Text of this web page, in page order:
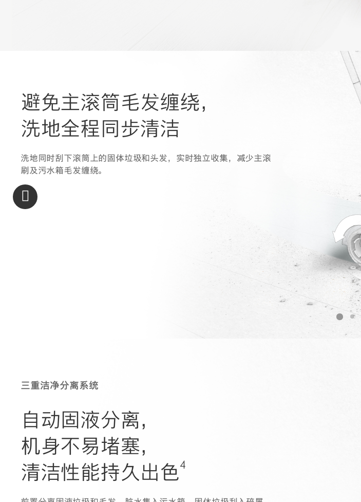
避免主滚筒毛发缠绕，
洗地全程同步清洁
洗地同时刮下滚筒上的固体垃圾和头发，实时独立收集，减少主滚
刷及污水箱毛发缠绕。
三重洁净分离系统
自动固液分离，
机身不易堵塞，
清洁性能持久出色4